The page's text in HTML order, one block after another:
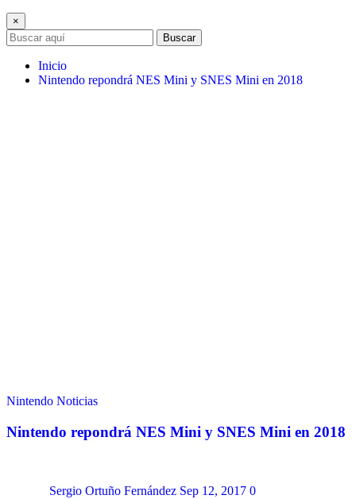
×
Buscar
Inicio
Nintendo repondrá NES Mini y SNES Mini en 2018
Nintendo Noticias
Nintendo repondrá NES Mini y SNES Mini en 2018
Sergio Ortuño Fernández Sep 12, 2017 0